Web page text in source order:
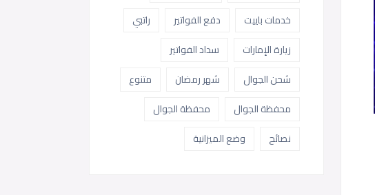
خدمات باييت
دفع الفواتير
راتبي
زيارة الإمارات
سداد الفواتير
شحن الجوال
شهر رمضان
متنوع
محفظة الجوال
محفظة الجوال
نصائح
وضع الميزانية